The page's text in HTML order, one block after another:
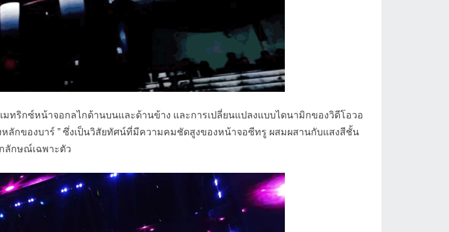
ทริกซ์หน้าจอกลไกด้านบนและด้านข้าง และการเปลี่ยนแปลงแบบไดนามิกของวิดีโอวอ
หลักของบาร์ ” ซึ่งเป็นวิสัยทัศน์ที่มีความคมชัดสูงของหน้าจอซีทรู ผสมผสานกับแสงสีชั้น
ลักษณ์เฉพาะตัว